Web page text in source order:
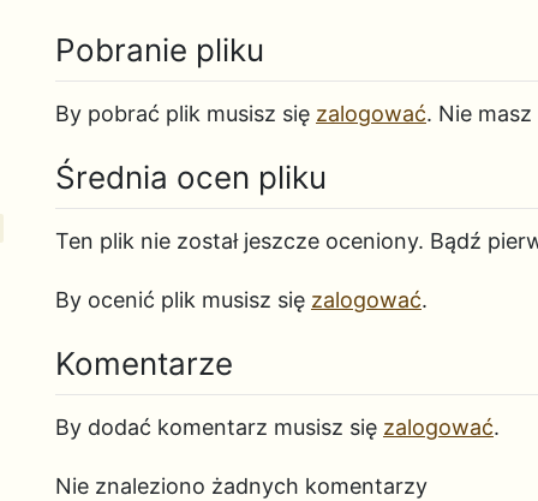
Pobranie pliku
By pobrać plik musisz się zalogować. Nie
Średnia ocen pliku
Ten plik nie został jeszcze oceniony. Bądź
By ocenić plik musisz się zalogować.
Komentarze
By dodać komentarz musisz się zalogować.
Nie znaleziono żadnych komentarzy